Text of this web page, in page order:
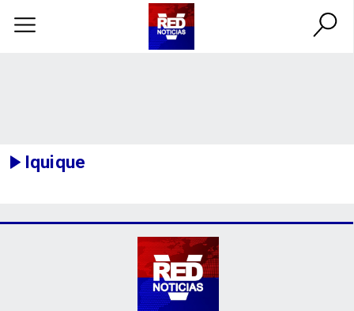
Iquique